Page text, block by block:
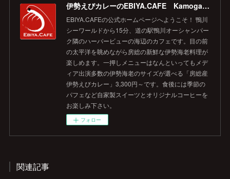
伊勢えびカレーのEBIYA.CAFE Kamogawa 【公式】
EBIYA.CAFEの公式ホームページへようこそ！ 鴨川
シーワールドから15分、道の駅鴨川オーシャンパー
ク隣のハーバービューの海辺のカフェです。目の前
の太平洋を眺めながら房総の新鮮な伊勢海老料理が
楽しめます。一押しメニューはなんといってもメデ
ィア出演多数の伊勢海老のサイズが選べる「房総産
伊勢えびカレー」3,300円～です。食後には季節の
パフェなど自家製スイーツとオリジナルコーヒーを
お楽しみ下さい。
フォロー
関連記事